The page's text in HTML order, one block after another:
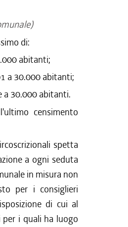
di:
abitanti;
a 30.000 abitanti;
a 30.000 abitanti.
censimento
spetta
a ogni seduta
in misura non
per i consiglieri
di cui al
per i quali ha luogo